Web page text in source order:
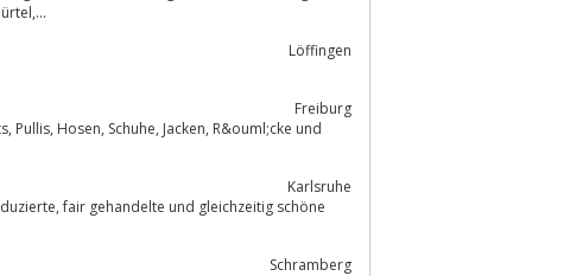
Gürtel,...
Löffingen
Freiburg
Karlsruhe
Schramberg